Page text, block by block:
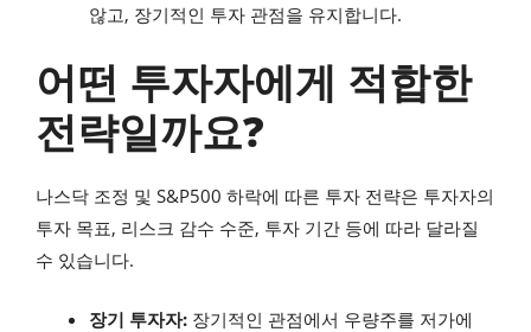
않고, 장기적인 투자 관점을 유지합니다.
어떤 투자자에게 적합한
전략일까요?
나스닥 조정 및 S&P500 하락에 따른 투자 전략은 투자자의
투자 목표, 리스크 감수 수준, 투자 기간 등에 따라 달라질
수 있습니다.
장기 투자자: 장기적인 관점에서 우량주를 저가에